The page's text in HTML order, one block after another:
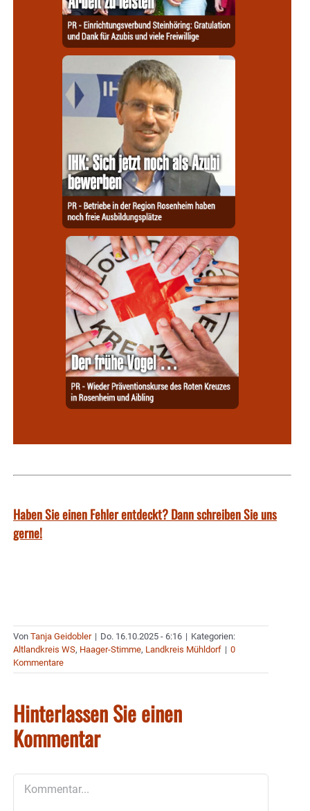
Haben Sie einen Fehler entdeckt? Dann schreiben Sie uns
gerne!
Von Tanja Geidobler | Do. 16.10.2025 - 6:16 | Kategorien:
Altlandkreis WS, Haager-Stimme, Landkreis Mühldorf | 0
Kommentare
Hinterlassen Sie einen
Kommentar